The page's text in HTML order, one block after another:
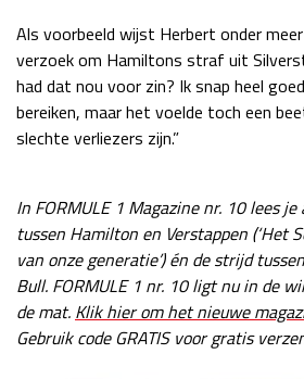
Als voorbeeld wijst Herbert onder
verzoek om Hamiltons straf uit
had dat nou voor zin? Ik snap heel
bereiken, maar het voelde toch een
slechte verliezers zijn.”
In FORMULE 1 Magazine nr. 10 lees
tussen Hamilton en Verstappen (‘Het
van onze generatie’) én de strijd
Bull. FORMULE 1 nr. 10 ligt nu in de
de mat. Klik hier om het nieuwe
Gebruik code GRATIS voor gratis